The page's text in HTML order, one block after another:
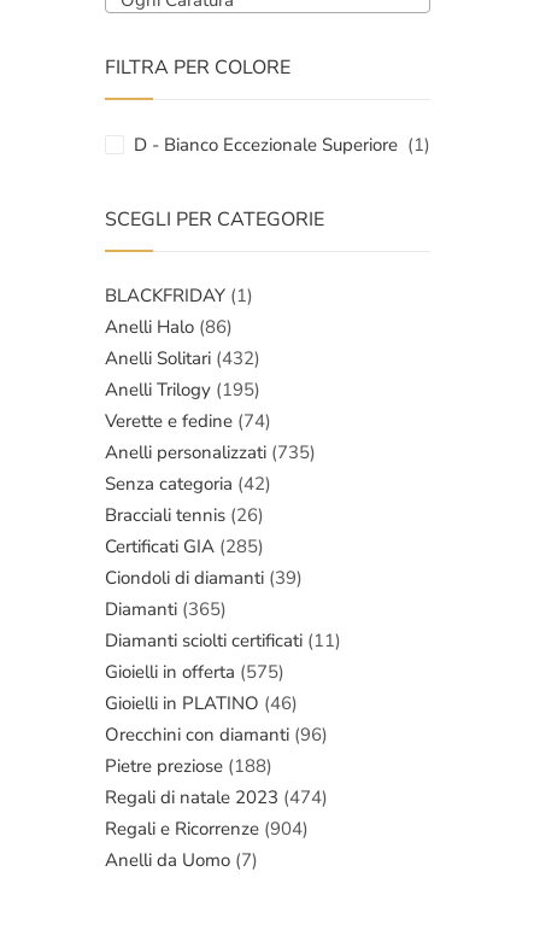
FILTRA PER COLORE
D - Bianco Eccezionale Superiore (1)
SCEGLI PER CATEGORIE
BLACKFRIDAY (1)
Anelli Halo (86)
Anelli Solitari (432)
Anelli Trilogy (195)
Verette e fedine (74)
Anelli personalizzati (735)
Senza categoria (42)
Bracciali tennis (26)
Certificati GIA (285)
Ciondoli di diamanti (39)
Diamanti (365)
Diamanti sciolti certificati (11)
Gioielli in offerta (575)
Gioielli in PLATINO (46)
Orecchini con diamanti (96)
Pietre preziose (188)
Regali di natale 2023 (474)
Regali e Ricorrenze (904)
Anelli da Uomo (7)